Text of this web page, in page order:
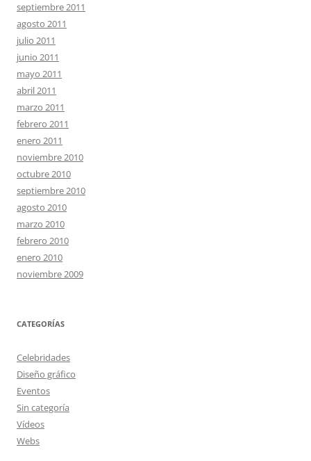
septiembre 2011
agosto 2011
julio 2011
junio 2011
mayo 2011
abril 2011
marzo 2011
febrero 2011
enero 2011
noviembre 2010
octubre 2010
septiembre 2010
agosto 2010
marzo 2010
febrero 2010
enero 2010
noviembre 2009
CATEGORÍAS
Celebridades
Diseño gráfico
Eventos
Sin categoría
Vídeos
Webs